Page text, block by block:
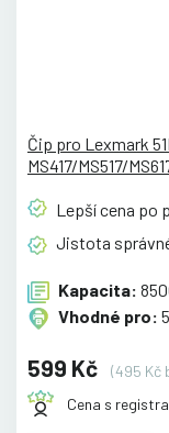
Čip pro Lexmark
MS417/MS517/
Lepší cena po
Jistota
Kapacita:
Vhodné pro:
599 Kč
(495 Kč
Cena s